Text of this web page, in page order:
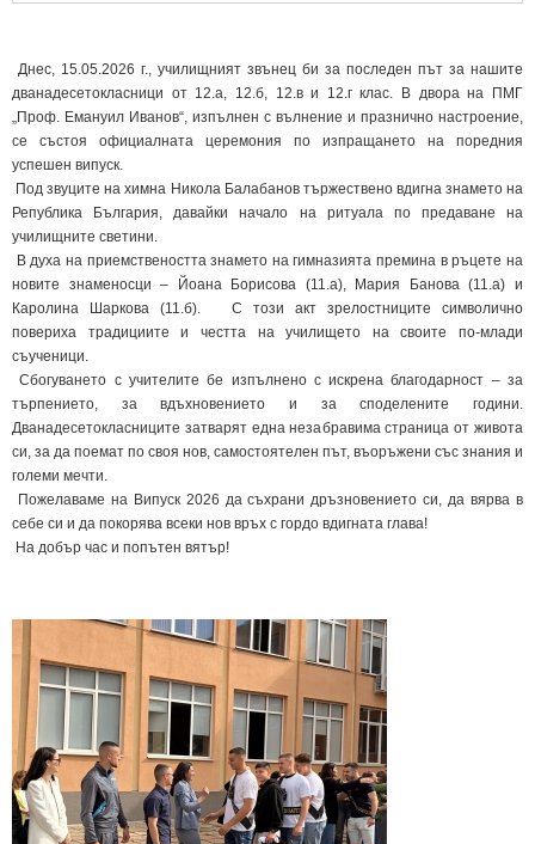
Днес, 15.05.2026 г., училищният звънец би за последен път за нашите
дванадесетокласници от 12.а, 12.б, 12.в и 12.г клас. В двора на ПМГ
„Проф. Емануил Иванов“, изпълнен с вълнение и празнично настроение,
се състоя официалната церемония по изпращането на поредния
успешен випуск.
Под звуците на химна Никола Балабанов тържествено вдигна знамето на
Република България, давайки начало на ритуала по предаване на
училищните светини.
В духа на приемствеността знамето на гимназията премина в ръцете на
новите знаменосци – Йоана Борисова (11.а), Мария Банова (11.а) и
Каролина Шаркова (11.б). С този акт зрелостниците символично
повериха традициите и честта на училището на своите по-млади
съученици.
Сбогуването с учителите бе изпълнено с искрена благодарност – за
търпението, за вдъхновението и за споделените години.
Дванадесетокласниците затварят една незабравима страница от живота
си, за да поемат по своя нов, самостоятелен път, въоръжени със знания и
големи мечти.
Пожелаваме на Випуск 2026 да съхрани дръзновението си, да вярва в
себе си и да покорява всеки нов връх с гордо вдигната глава!
На добър час и попътен вятър!